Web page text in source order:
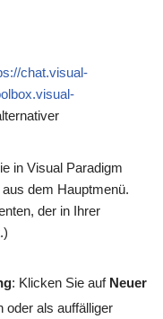
chat.visual-
in Visual Paradigm
aus dem Hauptmenü.
der in Ihrer
: Klicken Sie auf Neuer
oder als auffälliger